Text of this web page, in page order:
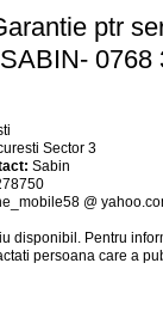
ptr
0768
Sector 3
Sabin
@
disponibil . Pentru
persoana care a